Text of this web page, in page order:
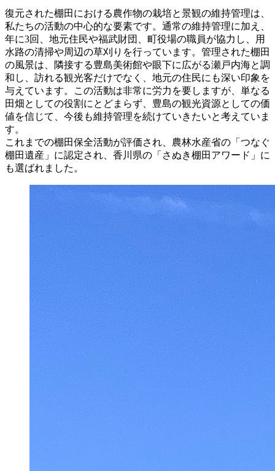
復元された棚田における農作物の栽培と景観の維持管理は、
私たちの活動の中心的な要素です。通常の維持管理に加え、
年に3回、地元住民や福武財団、町役場の職員が協力し、用
水路の清掃や周辺の草刈りを行っています。管理された棚田
の風景は、隣接する豊島美術館や眼下に広がる瀬戸内海と調
和し、訪れる観光客だけでなく、地元の住民にも深い印象を
与えています。この活動は非常に労力を要しますが、単なる
田畑としての役割にとどまらず、豊島の観光資源としての価
値を信じて、今後も維持管理を続けていきたいと考えていま
す。
これまでの棚田保全活動が評価され、農林水産省の「つなぐ
棚田遺産」に認定され、香川県の「さぬき棚田アワード」に
も選ばれました。